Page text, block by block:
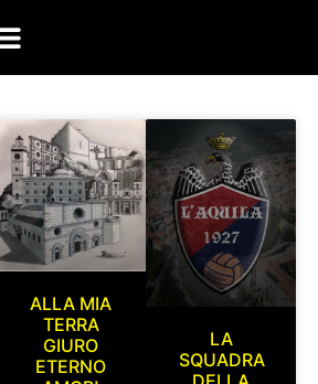
ALLA MIA
TERRA
GIURO
ETERNO
LA
SQUADRA